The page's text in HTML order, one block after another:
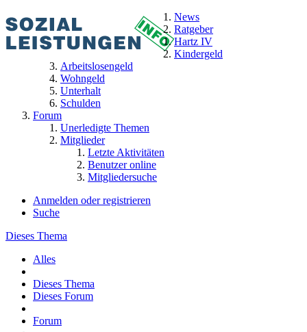
News
Ratgeber
Hartz IV
Kindergeld
Arbeitslosengeld
Wohngeld
Unterhalt
Schulden
Forum
Unerledigte Themen
Mitglieder
Letzte Aktivitäten
Benutzer online
Mitgliedersuche
Anmelden oder registrieren
Suche
Dieses Thema
Alles
Dieses Thema
Dieses Forum
Forum